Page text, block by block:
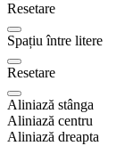
Resetare
Spațiu între litere
Resetare
Aliniază stânga
Aliniază centru
Aliniază dreapta